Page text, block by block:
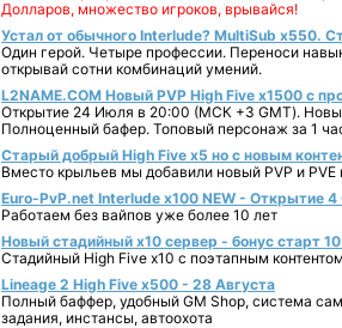
Долларов, множество игроков, врывайся!
Устал от обычного Interlude? MultiSub x550.
Один герой. Четыре профессии. Переноси
открывай сотни комбинаций умений.
L2NAME.COM Новый PVP High Five x1500 с
Открытие 24 Июля в 20:00 (МСК +3 GMT).
Полноценный бафер. Топовый персонаж за 1
Старый добрый High Five x5 но с новым
Вместо крыльев мы добавили новый PVP и PVE
Euro-PvP.net Interlude х100 NEW - Открытие 4
Работаем без вайпов уже более 10 лет
Новый стадийный х10 сервер - бонус старт
Стадийный High Five x10 с поэтапным
Lineage 2 High Five x500 - 28 Августа
Полный баффер, удобный GM Shop, система
задания, инстансы, автоохота